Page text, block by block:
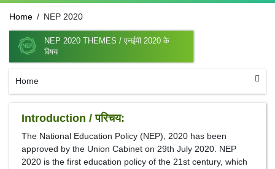
Home NEP 2020
NEP 2020 THEMES / एनईपी 2020 के
विषय
Home
Introduction / परिचय:
The National Education Policy (NEP), 2020 has been
approved by the Union Cabinet on 29th July 2020. NEP
2020 is the first education policy of the 21st century, which